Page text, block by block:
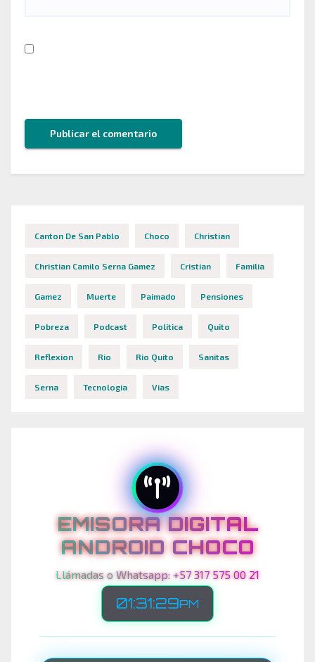
Canton De San Pablo Choco Christian
Christian Camilo Serna Gamez Cristian Familia
Gamez Muerte Paimado Pensiones
Pobreza Podcast Politica Quito
Reflexion Rio Rio Quito Sanitas
Serna Tecnologia Vias
EMISORA DIGITAL
ANDROID CHOCO
Llámadas o Whatsapp: +57 317 575 00 21
01:31:31PM